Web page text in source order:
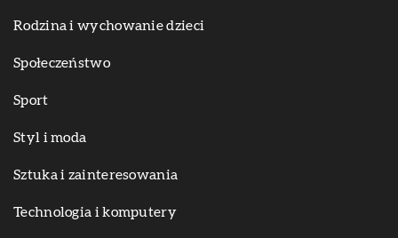
Rodzina i wychowanie dzieci
Społeczeństwo
Sport
Styl i moda
Sztuka i zainteresowania
Technologia i komputery